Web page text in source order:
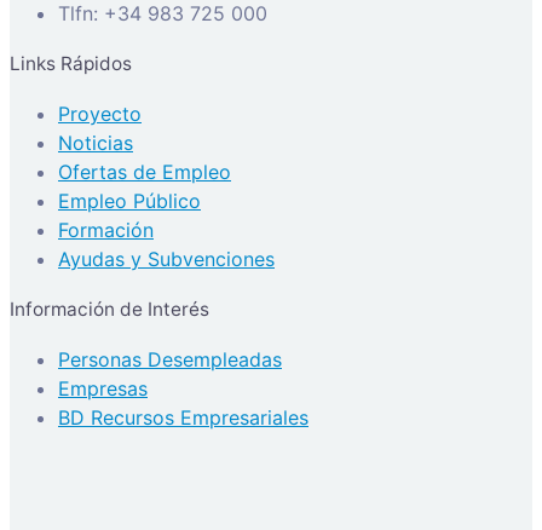
Tlfn: +34 983 725 000
Links Rápidos
Proyecto
Noticias
Ofertas de Empleo
Empleo Público
Formación
Ayudas y Subvenciones
Información de Interés
Personas Desempleadas
Empresas
BD Recursos Empresariales